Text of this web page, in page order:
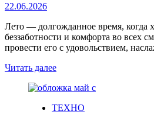
22.06.2026
Лето — долгожданное время, когда
беззаботности и комфорта во всех
провести его с удовольствием,
Читать далее
ТЕХНО